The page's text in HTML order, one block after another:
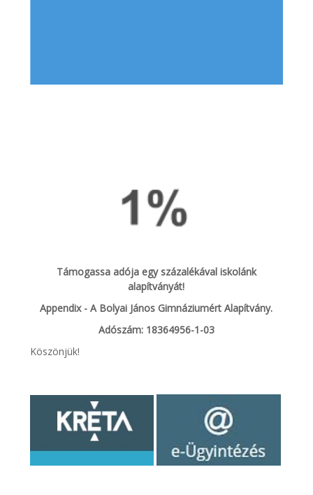
Támogassa adója egy százalékával iskolánk
alapítványát!
Appendix - A Bolyai János Gimnáziumért Alapítvány.
Adószám: 18364956-1-03
Köszönjük!